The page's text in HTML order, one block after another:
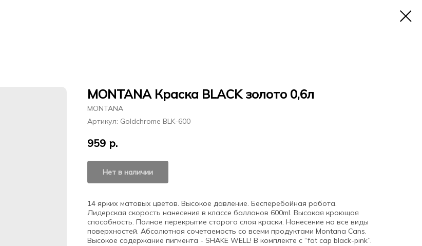
MONTANA Краска BLACK золото 0,6л
MONTANA
Артикул: Goldchrome BLK-600
959 р.
Нет в наличии
14 ярких матовых цветов. Высокое давление. Бесперебойная работа.
Лидерская скорость нанесения в классе баллонов 600ml. Высокая кроющая
способность. Полное перекрытие старого слоя краски. Нанесение на все виды
поверхностей. Абсолютная сочетаемость со всеми продуктами Montana Cans.
Высокое содержание пигмента - SHAKE WELL! В комплекте с “fat cap black-pink”.